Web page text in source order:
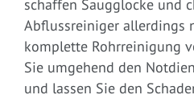
schaffen Saugglocke und
Abflussreiniger allerdings
komplette Rohrreinigung
Sie umgehend den
und lassen Sie den